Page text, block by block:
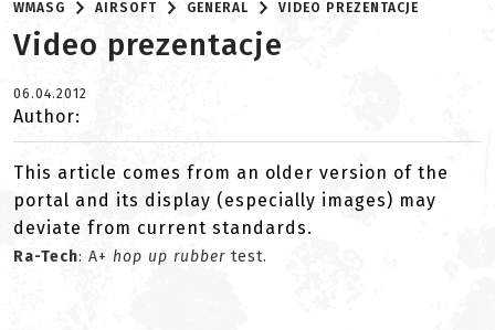
WMASG AIRSOFT GENERAL VIDEO PREZENTACJE
Video prezentacje
06.04.2012
Author:
This article comes from an older version of the
portal and its display (especially images) may
deviate from current standards.
Ra-Tech: A+ hop up rubber test.